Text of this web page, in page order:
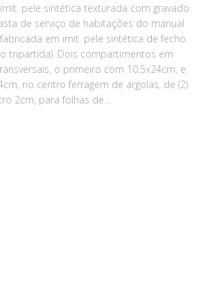
pele sintética texturada com gravado
de serviço de habitações do manual
em imit. pele sintética de fecho
tripartida). Dois compartimentos em
o primeiro com 10,5x24cm, e
no centro ferragem de argolas, de (2)
2cm, para folhas de…